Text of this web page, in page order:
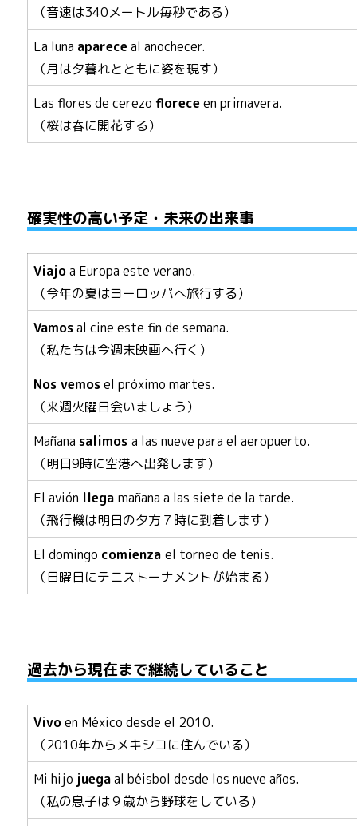
（音速は340メートル毎秒である）
La luna apareceal anochecer.
（月は夕暮れとともに姿を現す）
Las flores de cerezofloreceen primavera.
（桜は春に開花する）
確実性の高い予定・未来の出来事
Viajoa Europa este verano.
（今年の夏はヨーロッパへ旅行する）
Vamosal cine este fin de semana.
（私たちは今週末映画へ行く）
Nos vemosel próximo martes.
（来週火曜日会いましょう）
Mañanasalimosa las nueve para el aeropuerto.
（明日9時に空港へ出発します）
El avión llegamañana a las siete de la tarde.
（飛行機は明日の夕方７時に到着します）
El domingo comienzael torneo de tenis.
（日曜日にテニストーナメントが始まる）
過去から現在まで継続していること
Vivoen México desde el 2010.
（2010年からメキシコに住んでいる）
Mi hijo juegaal béisbol desde los nueve años.
（私の息子は９歳から野球をしている）